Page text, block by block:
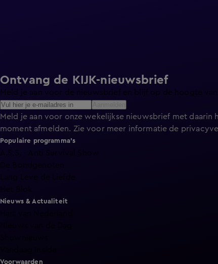
Ontvang de KIJK-nieuwsbrief
Meld je aan voor de nieuwsbrief en blijf op de hoogte
Meld je aan voor onze wekelijkse nieuwsbrief met
moment afmelden. Zie voor meer informatie de
Populaire programma's
A.S.S. - Anti Survival Show
De Bondgenoten
Nieuws & Actualiteit
Voorwaarden